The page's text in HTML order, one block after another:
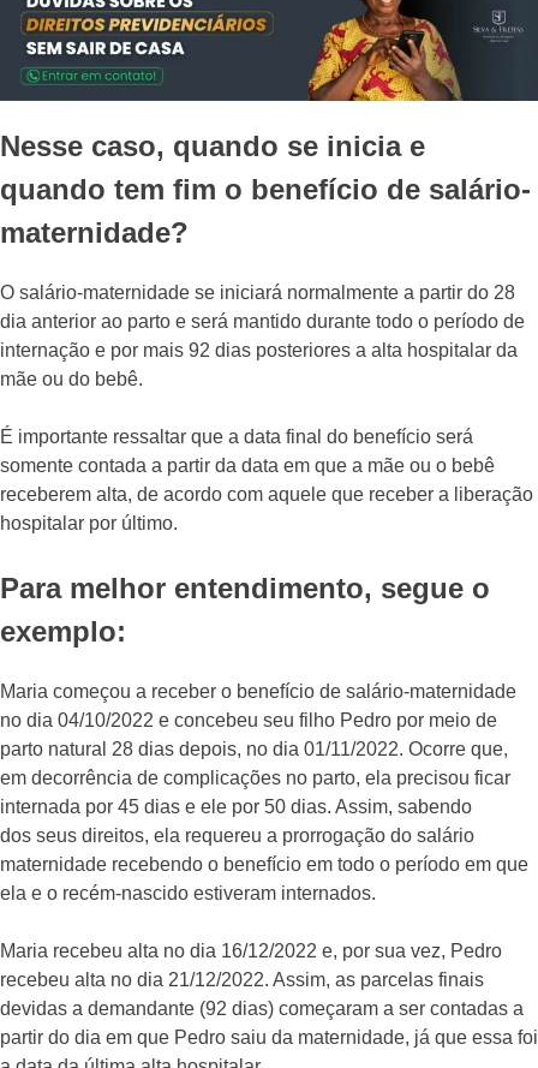
Nesse caso, quando se inicia e
quando tem fim o benefício de salário-
maternidade?
O salário-maternidade se iniciará normalmente a partir do 28
dia anterior ao parto e será mantido durante todo o período de
internação e por mais 92 dias posteriores a alta hospitalar da
mãe ou do bebê.
É importante ressaltar que a data final do benefício será
somente contada a partir da data em que a mãe ou o bebê
receberem alta, de acordo com aquele que receber a liberação
hospitalar por último.
Para melhor entendimento, segue o
exemplo:
Maria começou a receber o benefício de salário-maternidade
no dia 04/10/2022 e concebeu seu filho Pedro por meio de
parto natural 28 dias depois, no dia 01/11/2022. Ocorre que,
em decorrência de complicações no parto, ela precisou ficar
internada por 45 dias e ele por 50 dias. Assim, sabendo
dos seus direitos, ela requereu a prorrogação do salário
maternidade recebendo o benefício em todo o período em que
ela e o recém-nascido estiveram internados.
Maria recebeu alta no dia 16/12/2022 e, por sua vez, Pedro
recebeu alta no dia 21/12/2022. Assim, as parcelas finais
devidas a demandante (92 dias) começaram a ser contadas a
partir do dia em que Pedro saiu da maternidade, já que essa foi